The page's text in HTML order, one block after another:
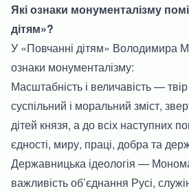
Які ознаки монументалізму
дітям»?
У «Повчанні дітям» Володимира
ознаки монументалізму:
Масштабність і величавість —
суспільний і моральний зміст,
дітей князя, а до всіх наступних
єдності, миру, праці, добра та
Державницька ідеологія —
важливість об’єднання Русі,